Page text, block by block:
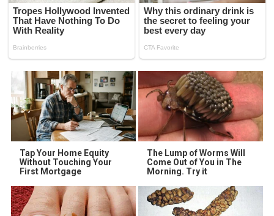
Tap Your Home Equity
Without Touching Your
First Mortgage
The Lump of Worms Will
Come Out of You in The
Morning. Try it